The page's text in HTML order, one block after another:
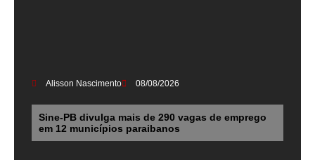
Alisson Nascimento 08/08/2026
Sine-PB divulga mais de 290 vagas de emprego
em 12 municípios paraibanos